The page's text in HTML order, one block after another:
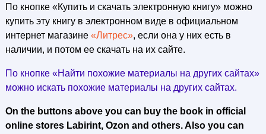
По кнопке «Купить и скачать электронную книгу» можно
купить эту книгу в электронном виде в официальном
интернет магазине «Литрес», если она у них есть в
наличии, и потом ее скачать на их сайте.
По кнопке «Найти похожие материалы на других сайтах»
можно искать похожие материалы на других сайтах.
On the buttons above you can buy the book in official
online stores Labirint, Ozon and others. Also you can